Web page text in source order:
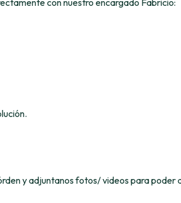
con nuestro encargado Fabricio:
y adjuntanos fotos/ videos para poder